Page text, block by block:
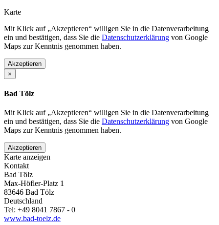
Karte
Mit Klick auf „Akzeptieren“ willigen Sie in die Datenverarbeitung
ein und bestätigen, dass Sie die Datenschutzerklärung von Google
Maps zur Kenntnis genommen haben.
Akzeptieren
×
Bad Tölz
Mit Klick auf „Akzeptieren“ willigen Sie in die Datenverarbeitung
ein und bestätigen, dass Sie die Datenschutzerklärung von Google
Maps zur Kenntnis genommen haben.
Akzeptieren
Karte anzeigen
Kontakt
Bad Tölz
Max-Höfler-Platz 1
83646 Bad Tölz
Deutschland
Tel: +49 8041 7867 - 0
www.bad-toelz.de